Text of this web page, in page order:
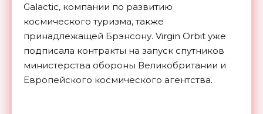
Galactic, компании по развитию
космического туризма, также
принадлежащей Брэнсону. Virgin Orbit уже
подписала контракты на запуск спутников
министерства обороны Великобритании и
Европейского космического агентства.